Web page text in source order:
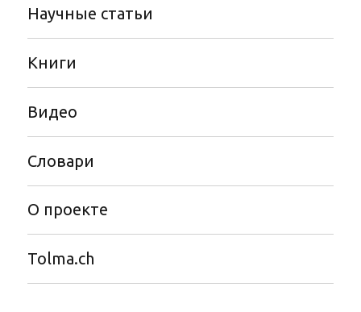
Научные статьи
Книги
Видео
Словари
О проекте
Tolma.ch